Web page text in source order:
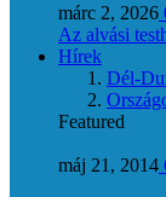
márc 2, 2026
Az alvási
Hírek
Dél-
Featured
máj 21, 2014